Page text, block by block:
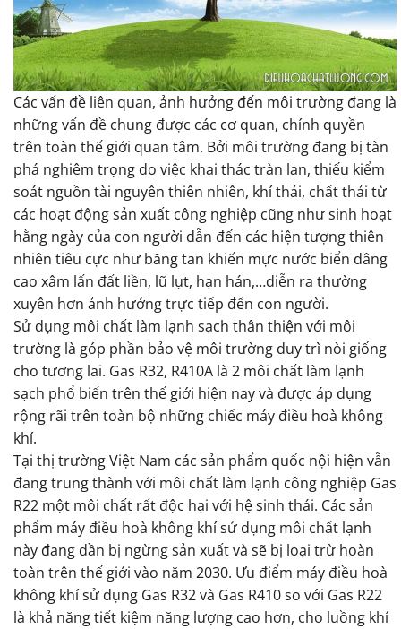
Gas R32, môi chất làm lạnh thế hệ mới
Các vấn đề liên quan, ảnh hưởng đến môi trường đang là
những vấn đề chung được các cơ quan, chính quyền
trên toàn thế giới quan tâm. Bởi môi trường đang bị tàn
phá nghiêm trọng do việc khai thác tràn lan, thiếu kiểm
soát nguồn tài nguyên thiên nhiên, khí thải, chất thải từ
các hoạt động sản xuất công nghiệp cũng như sinh hoạt
hằng ngày của con người dẫn đến các hiện tượng thiên
nhiên tiêu cực như băng tan khiến mực nước biển dâng
cao xâm lấn đất liền, lũ lụt, hạn hán,…diễn ra thường
xuyên hơn ảnh hưởng trực tiếp đến con người.
Sử dụng môi chất làm lạnh sạch thân thiện với môi
trường là góp phần bảo vệ môi trường duy trì nòi giống
cho tương lai. Gas R32, R410A là 2 môi chất làm lạnh
sạch phổ biến trên thế giới hiện nay và được áp dụng
rộng rãi trên toàn bộ những chiếc máy điều hoà không
khí.
Tại thị trường Việt Nam các sản phẩm quốc nội hiện vẫn
đang trung thành với môi chất làm lạnh công nghiệp Gas
R22 một môi chất rất độc hại với hệ sinh thái. Các sản
phẩm máy điều hoà không khí sử dụng môi chất lạnh
này đang dần bị ngừng sản xuất và sẽ bị loại trừ hoàn
toàn trên thế giới vào năm 2030. Ưu điểm máy điều hoà
không khí sử dụng Gas R32 và Gas R410 so với Gas R22
là khả năng tiết kiệm năng lượng cao hơn, cho luồng khí